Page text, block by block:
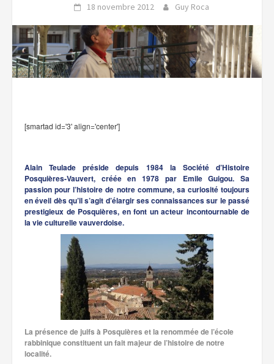
18 novembre 2012 Guy Roca
[smartad id='3' align='center']
Alain Teulade préside depuis 1984 la Société d’Histoire
Posquières-Vauvert, créée en 1978 par Emile Guigou. Sa
passion pour l’histoire de notre commune, sa curiosité toujours
en éveil dès qu’il s’agit d’élargir ses connaissances sur le passé
prestigieux de Posquières, en font un acteur incontournable de
la vie culturelle vauverdoise.
La présence de juifs à Posquières et la renommée de l’école
rabbinique constituent un fait majeur de l’histoire de notre
localité.